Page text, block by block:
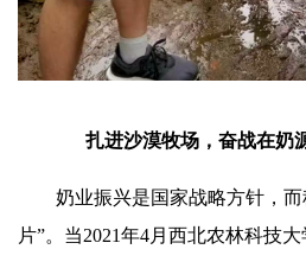
扎进沙漠牧场，奋战在奶
奶业振兴是国家战略方针，
片”。当2021年4月西北农林科技